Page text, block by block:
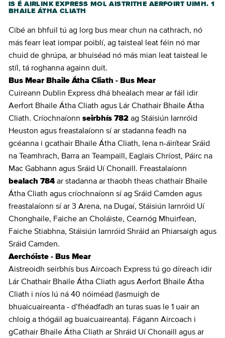
IS É AIRLINK EXPRESS MOL AISTRITHE AERFOIRT UIMH. 1
BHAILE ÁTHA CLIATH
Cibé an bhfuil tú ag lorg bus mear chun na cathrach, nó
más fearr leat iompar poiblí, ag taisteal leat féin nó mar
chuid de ghrúpa, ar bhuiséad nó más mian leat taisteal le
stíl, tá roghanna againn duit.
Bus Mear Bhaile Átha Cliath - Bus Mear
Cuireann Dublin Express dhá bhealach mear ar fáil idir
Aerfort Bhaile Átha Cliath agus Lár Chathair Bhaile Átha
Cliath. Críochnaíonn seirbhís 782 ag Stáisiún Iarnróid
Heuston agus freastalaíonn sí ar stadanna feadh na
gcéanna i gcathair Bhaile Átha Cliath, lena n-áirítear Sráid
na Teamhrach, Barra an Teampaill, Eaglais Chríost, Páirc na
Mac Gabhann agus Sráid Uí Chonaill. Freastalaíonn
bealach 784 ar stadanna ar thaobh theas chathair Bhaile
Átha Cliath agus críochnaíonn sí ag Sráid Camden agus
freastalaíonn sí ar 3 Arena, na Dugaí, Stáisiún Iarnróid Uí
Chonghaile, Faiche an Choláiste, Cearnóg Mhuirfean,
Faiche Stiabhna, Stáisiún Iarnróid Shráid an Phiarsaigh agus
Sráid Camden.
Aerchóiste - Bus Mear
Aistreoidh seirbhís bus Aircoach Express tú go díreach idir
Lár Chathair Bhaile Átha Cliath agus Aerfort Bhaile Átha
Cliath i níos lú ná 40 nóiméad (lasmuigh de
bhuaicuaireanta - d’fhéadfadh an turas suas le 1 uair an
chloig a thógáil ag buaicuaireanta). Fágann Aircoach i
gCathair Bhaile Átha Cliath ar Shráid Uí Chonaill agus ar